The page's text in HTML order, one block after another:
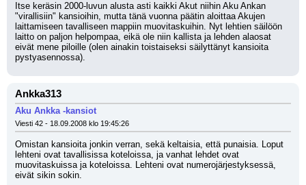
Itse keräsin 2000-luvun alusta asti kaikki Akut niihin Aku Ankan
"virallisiin" kansioihin, mutta tänä vuonna päätin aloittaa Akujen
laittamiseen tavalliseen mappiin muovitaskuihin. Nyt lehtien säilöön
laitto on paljon helpompaa, eikä ole niin kallista ja lehden alaosat
eivät mene piloille (olen ainakin toistaiseksi säilyttänyt kansioita
pystyasennossa).
Ankka313
Aku Ankka -kansiot
Viesti 42 - 18.09.2008 klo 19:45:26
Omistan kansioita jonkin verran, sekä keltaisia, että punaisia. Loput
lehteni ovat tavallisissa koteloissa, ja vanhat lehdet ovat
muovitaskuissa ja koteloissa. Lehteni ovat numerojärjestyksessä,
eivät sikin sokin.